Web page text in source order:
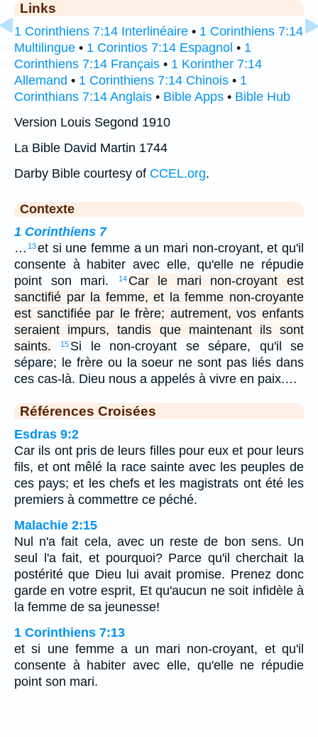
Links
1 Corinthiens 7:14 Interlinéaire • 1 Corinthiens 7:14
Multilingue • 1 Corintios 7:14 Espagnol • 1
Corinthiens 7:14 Français • 1 Korinther 7:14
Allemand • 1 Corinthiens 7:14 Chinois • 1
Corinthians 7:14 Anglais • Bible Apps • Bible Hub
Version Louis Segond 1910
La Bible David Martin 1744
Darby Bible courtesy of CCEL.org.
Contexte
1 Corinthiens 7
… 13et si une femme a un mari non-croyant, et qu'il
consente à habiter avec elle, qu'elle ne répudie
point son mari.
14 Car le mari non-croyant est
sanctifié par la femme, et la femme non-croyante
est sanctifiée par le frère; autrement, vos enfants
seraient impurs, tandis que maintenant ils sont
saints.
15 Si le non-croyant se sépare, qu'il se
sépare; le frère ou la soeur ne sont pas liés dans
ces cas-là. Dieu nous a appelés à vivre en paix.…
Références Croisées
Esdras 9:2
Car ils ont pris de leurs filles pour eux et pour leurs
fils, et ont mêlé la race sainte avec les peuples de
ces pays; et les chefs et les magistrats ont été les
premiers à commettre ce péché.
Malachie 2:15
Nul n'a fait cela, avec un reste de bon sens. Un
seul l'a fait, et pourquoi? Parce qu'il cherchait la
postérité que Dieu lui avait promise. Prenez donc
garde en votre esprit, Et qu'aucun ne soit infidèle à
la femme de sa jeunesse!
1 Corinthiens 7:13
et si une femme a un mari non-croyant, et qu'il
consente à habiter avec elle, qu'elle ne répudie
point son mari.